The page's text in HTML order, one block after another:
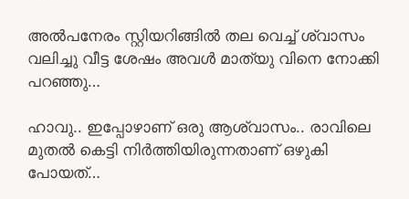
അൽപനേരം സ്റ്റിയറിങ്ങിൽ തല വെച്ച് ശ്വാസം
വലിച്ചു വീട്ട ശേഷം അവൾ മാത്യു വിനെ നോക്കി
പറഞ്ഞു…
ഹാവു.. ഇപ്പോഴാണ് ഒരു ആശ്വാസം.. രാവിലെ
മുതൽ കെട്ടി നിർത്തിയിരുന്നതാണ് ഒഴുകി
പോയത്…